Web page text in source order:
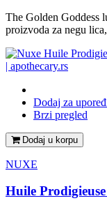
The Golden Goddess
proizvoda za negu
Dodaj za
Brzi pregled
Dodaj u korpu
NUXE
Huile